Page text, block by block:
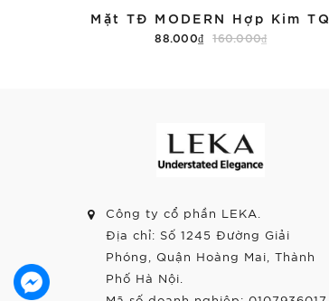
Mặt TĐ MODERN Hợp Kim TQ
88.000₫ 160.000₫
Công ty cổ phần LEKA.
Địa chỉ: Số 1245 Đường Giải
Phóng, Quận Hoàng Mai, Thành
Phố Hà Nội.